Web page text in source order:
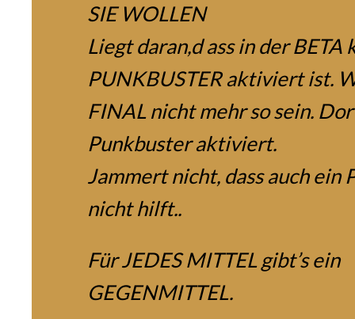
SIE WOLLEN
Liegt daran,d ass in der BETA
PUNKBUSTER aktiviert ist.
FINAL nicht mehr so sein.
Punkbuster aktiviert.
Jammert nicht, dass auch ein
nicht hilft..
Für JEDES MITTEL gibt’s ein
GEGENMITTEL.